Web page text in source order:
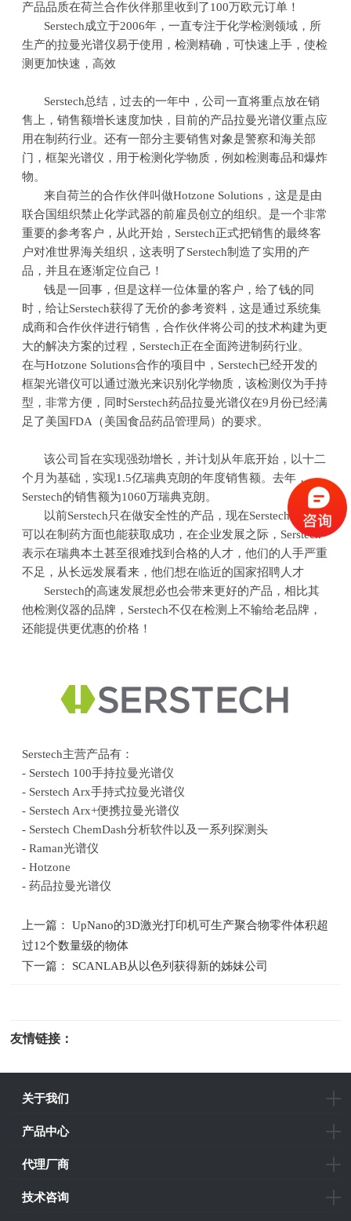
产品品质在荷兰合作伙伴那里收到了100万欧元订单！
Serstech成立于2006年，一直专注于化学检测领域，所
生产的拉曼光谱仪易于使用，检测精确，可快速上手，使检
测更加快速，高效
Serstech总结，过去的一年中，公司一直将重点放在销
售上，销售额增长速度加快，目前的产品拉曼光谱仪重点应
用在制药行业。还有一部分主要销售对象是警察和海关部
门，框架光谱仪，用于检测化学物质，例如检测毒品和爆炸
物。
来自荷兰的合作伙伴叫做Hotzone Solutions，这是是由
联合国组织禁止化学武器的前雇员创立的组织。是一个非常
重要的参考客户，从此开始，Serstech正式把销售的最终客
户对准世界海关组织，这表明了Serstech制造了实用的产
品，并且在逐渐定位自己！
钱是一回事，但是这样一位体量的客户，给了钱的同
时，给让Serstech获得了无价的参考资料，这是通过系统集
成商和合作伙伴进行销售，合作伙伴将公司的技术构建为更
大的解决方案的过程，Serstech正在全面跨进制药行业。
在与Hotzone Solutions合作的项目中，Serstech已经开发的
框架光谱仪可以通过激光来识别化学物质，该检测仪为手持
型，非常方便，同时Serstech药品拉曼光谱仪在9月份已经满
足了美国FDA（美国食品药品管理局）的要求。
该公司旨在实现强劲增长，并计划从年底开始，以十二
个月为基础，实现1.5亿瑞典克朗的年度销售额。去年，
Serstech的销售额为1060万瑞典克朗。
以前Serstech只在做安全性的产品，现在Serstech有自信
可以在制药方面也能获取成功，在企业发展之际，Serstech
表示在瑞典本土甚至很难找到合格的人才，他们的人手严重
不足，从长远发展看来，他们想在临近的国家招聘人才
Serstech的高速发展想必也会带来更好的产品，相比其
他检测仪器的品牌，Serstech不仅在检测上不输给老品牌，
还能提供更优惠的价格！
Serstech主营产品有：
- Serstech 100手持拉曼光谱仪
- Serstech Arx手持式拉曼光谱仪
- Serstech Arx+便携拉曼光谱仪
- Serstech ChemDash分析软件以及一系列探测头
-Raman光谱仪
-Hotzone
-药品拉曼光谱仪
上一篇： UpNano的3D激光打印机可生产聚合物零件体积超
过12个数量级的物体
下一篇： SCANLAB从以色列获得新的姊妹公司
友情链接：
关于我们
产品中心
代理厂商
技术咨询